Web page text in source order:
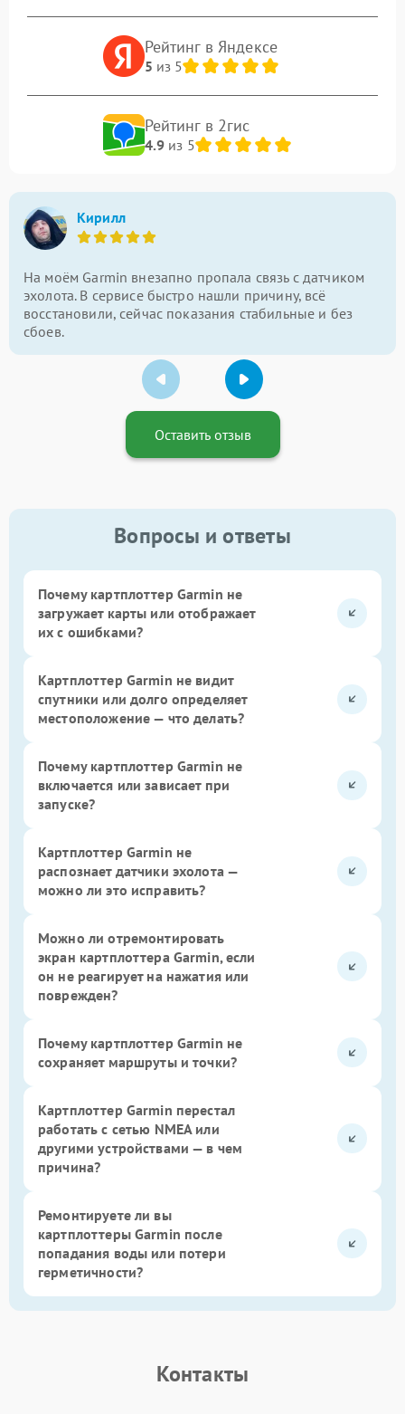
Рейтинг в Яндексе
5 из 5
Рейтинг в 2гис
4.9из 5
Кирилл
На моём Garmin внезапно пропала связь с датчиком
эхолота. В сервисе быстро нашли причину, всё
восстановили, сейчас показания стабильные и без
сбоев.
Оставить отзыв
Вопросы и ответы
Почему картплоттер Garmin не
загружает карты или отображает
их с ошибками?
Картплоттер Garmin не видит
спутники или долго определяет
местоположение — что делать?
Почему картплоттер Garmin не
включается или зависает при
запуске?
Картплоттер Garmin не
распознает датчики эхолота —
можно ли это исправить?
Можно ли отремонтировать
экран картплоттера Garmin, если
он не реагирует на нажатия или
поврежден?
Почему картплоттер Garmin не
сохраняет маршруты и точки?
Картплоттер Garmin перестал
работать с сетью NMEA или
другими устройствами — в чем
причина?
Ремонтируете ли вы
картплоттеры Garmin после
попадания воды или потери
герметичности?
Контакты